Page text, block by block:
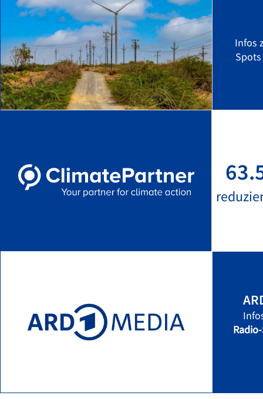
Infos